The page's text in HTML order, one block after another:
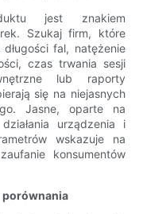
jest znakiem
Szukaj firm, które
fal, natężenie
czas trwania sesji
lub raporty
się na niejasnych
Jasne, oparte na
urządzenia i
wskazuje na
konsumentów
porównania